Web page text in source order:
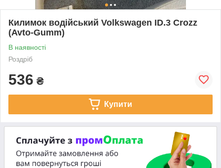
Килимок водійський Volkswagen ID.3 Crozz
(Avto-Gumm)
В наявності
Роздріб
536 ₴
Купити